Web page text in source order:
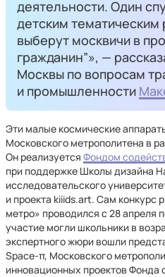
деятельности. Один
детским
выберут москвичи в
гражданин”», —
Москвы по вопросам
и промышленности
Эти малые космические
Московского метрополитена в
Он реализуется Фондом
при поддержке Школы дизайна
исследовательского
и проекта kiiids.art. Сам конкурс
метро» проводился с 28 апреля
участие могли школьники в
экспертного жюри вошли
Space-π, Московского
инновационных проектов Фонда